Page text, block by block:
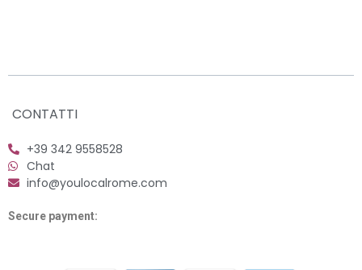
CONTATTI
+39 342 9558528
Chat
info@youlocalrome.com
Secure payment: